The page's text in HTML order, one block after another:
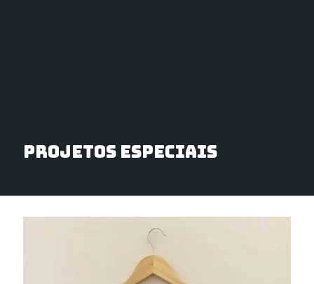
Projetos Especiais